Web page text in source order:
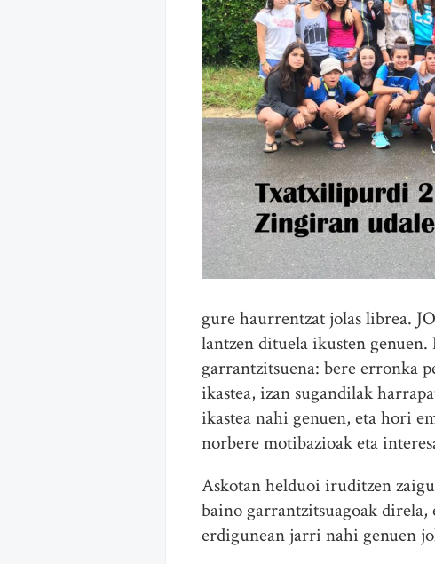
gure haurrentzat jolas librea.
lantzen dituela ikusten
garrantzitsuena: bere erronka
ikastea, izan sugandilak
ikastea nahi genuen, eta hori
norbere motibazioak eta
Askotan helduoi iruditzen
baino garrantzitsuagoak direla,
erdigunean jarri nahi genuen